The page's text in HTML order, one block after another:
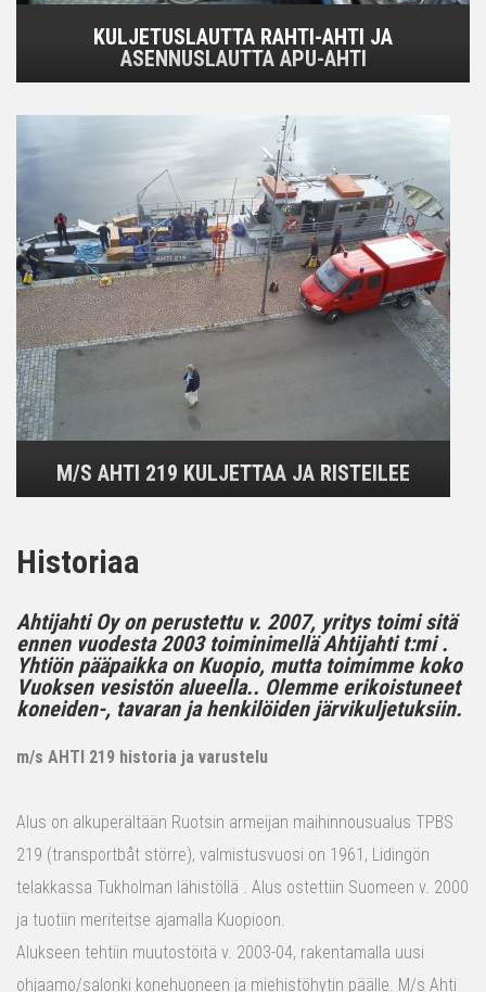
KULJETUSLAUTTA RAHTI-AHTI JA
ASENNUSLAUTTA APU-AHTI
M/S AHTI 219 KULJETTAA JA RISTEILEE
Historiaa
Ahtijahti Oy on perustettu v. 2007, yritys toimi sitä
ennen vuodesta 2003 toiminimellä Ahtijahti t:mi .
Yhtiön pääpaikka on Kuopio, mutta toimimme koko
Vuoksen vesistön alueella.. Olemme erikoistuneet
koneiden-, tavaran ja henkilöiden järvikuljetuksiin.
m/s AHTI 219 historia ja varustelu
Alus on alkuperältään Ruotsin armeijan maihinnousualus TPBS
219 (transportbåt större), valmistusvuosi on 1961, Lidingön
telakkassa Tukholman lähistöllä . Alus ostettiin Suomeen v. 2000
ja tuotiin meriteitse ajamalla Kuopioon.
Alukseen tehtiin muutostöitä v. 2003-04, rakentamalla uusi
ohjaamo/salonki konehuoneen ja miehistöhytin päälle. M/s Ahti